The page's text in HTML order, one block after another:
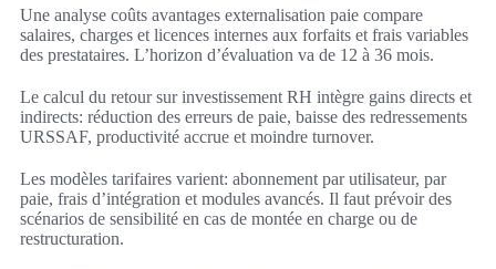
Une analyse coûts avantages externalisation paie compare
salaires, charges et licences internes aux forfaits et frais variables
des prestataires. L’horizon d’évaluation va de 12 à 36 mois.
Le calcul du retour sur investissement RH intègre gains directs et
indirects: réduction des erreurs de paie, baisse des redressements
URSSAF, productivité accrue et moindre turnover.
Les modèles tarifaires varient: abonnement par utilisateur, par
paie, frais d’intégration et modules avancés. Il faut prévoir des
scénarios de sensibilité en cas de montée en charge ou de
restructuration.